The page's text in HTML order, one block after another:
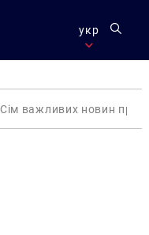
укр
Сім важливих новин про